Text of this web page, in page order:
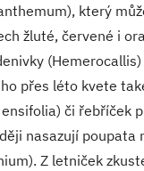
který
žluté, červené i
přes léto kvete
či řebříček
nasazují poupata
Z letniček